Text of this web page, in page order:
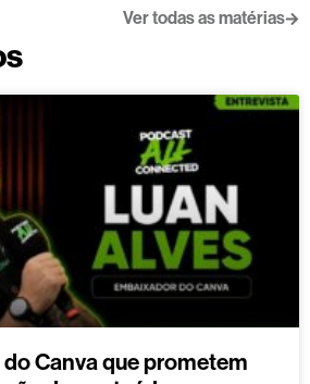
Ver todas as matérias
Canva que prometem